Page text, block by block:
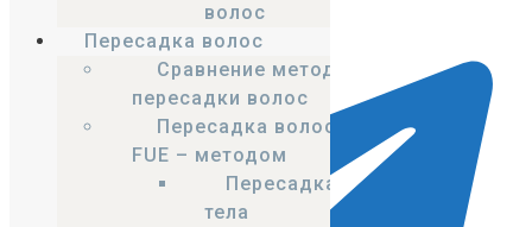
волос
Пересадка волос
Сравнение методов
пересадки волос
Пересадка волос
FUE – методом
Пересадка волос с
тела